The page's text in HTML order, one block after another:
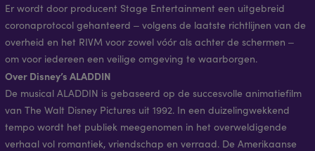
Er wordt door producent Stage Entertainment een uitgebreid
coronaprotocol gehanteerd ‒ volgens de laatste richtlijnen van de
overheid en het RIVM voor zowel vóór als achter de schermen ‒
om voor iedereen een veilige omgeving te waarborgen.
Over Disney’s ALADDIN
De musical ALADDIN is gebaseerd op de succesvolle animatiefilm
van The Walt Disney Pictures uit 1992. In een duizelingwekkend
tempo wordt het publiek meegenomen in het overweldigende
verhaal vol romantiek, vriendschap en verraad. De Amerikaanse